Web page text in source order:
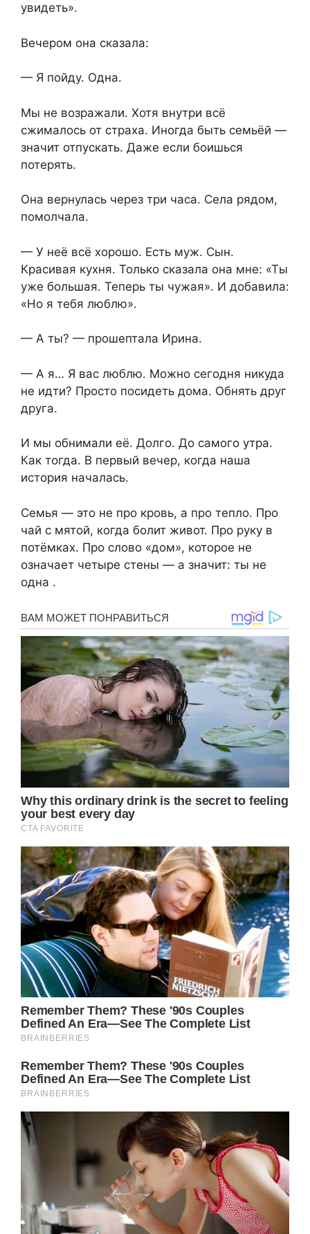
увидеть».
Вечером она сказала:
— Я пойду. Одна.
Мы не возражали. Хотя внутри всё
сжималось от страха. Иногда быть семьёй —
значит отпускать. Даже если боишься
потерять.
Она вернулась через три часа. Села рядом,
помолчала.
— У неё всё хорошо. Есть муж. Сын.
Красивая кухня. Только сказала она мне: «Ты
уже большая. Теперь ты чужая». И добавила:
«Но я тебя люблю».
— А ты? — прошептала Ирина.
— А я… Я вас люблю. Можно сегодня никуда
не идти? Просто посидеть дома. Обнять друг
друга.
И мы обнимали её. Долго. До самого утра.
Как тогда. В первый вечер, когда наша
история началась.
Семья — это не про кровь, а про тепло. Про
чай с мятой, когда болит живот. Про руку в
потёмках. Про слово «дом», которое не
означает четыре стены — а значит: ты не
одна .